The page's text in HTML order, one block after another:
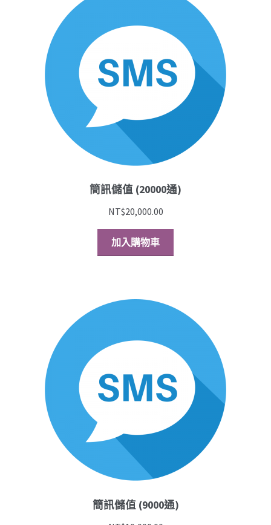
金鼎作文
硬體周邊
簡訊儲值
簡訊儲值 (20000通)
NT$20,000.00
加入購物車
簡訊儲值 (9000通)